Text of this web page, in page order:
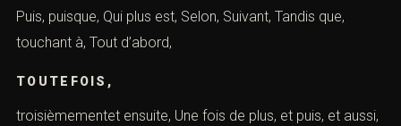
Puis, puisque, Qui plus est, Selon, Suivant, Tandis que,
touchant à, Tout d’abord,
TOUTEFOIS,
troisièmementet ensuite, Une fois de plus, et puis, et aussi,